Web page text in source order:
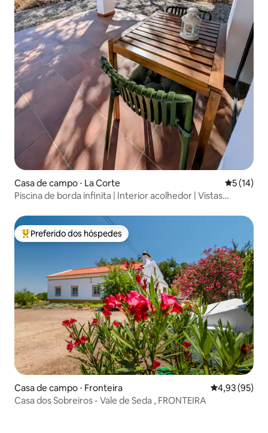
Casa de campo ⋅ La Corte 5 de uma
5 (14)
Piscina de borda infinita | Interior acolhedor | Vistas
Entre os melhores preferidos dos hóspedes
Preferido dos hóspedes
Casa de campo ⋅ Fronteira 4,93 de uma
4,93 (95)
Casa dos Sobreiros - Vale de Seda , FRONTEIRA